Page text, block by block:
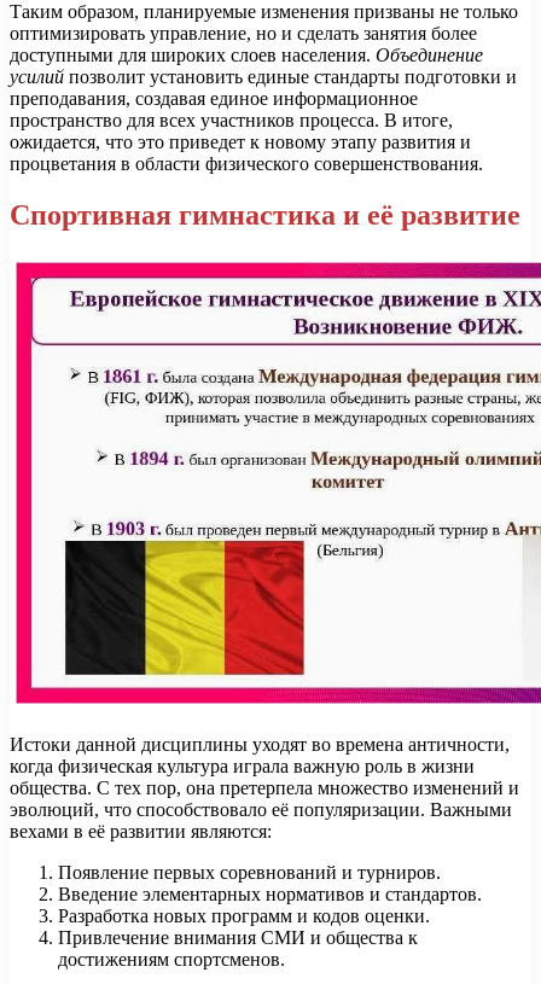
Таким образом, планируемые изменения призваны не только
оптимизировать управление, но и сделать занятия более
доступными для широких слоев населения. Объединение
усилий позволит установить единые стандарты подготовки и
преподавания, создавая единое информационное
пространство для всех участников процесса. В итоге,
ожидается, что это приведет к новому этапу развития и
процветания в области физического совершенствования.
Спортивная гимнастика и её развитие
Истоки данной дисциплины уходят во времена античности,
когда физическая культура играла важную роль в жизни
общества. С тех пор, она претерпела множество изменений и
эволюций, что способствовало её популяризации. Важными
вехами в её развитии являются:
Появление первых соревнований и турниров.
Введение элементарных нормативов и стандартов.
Разработка новых программ и кодов оценки.
Привлечение внимания СМИ и общества к
достижениям спортсменов.